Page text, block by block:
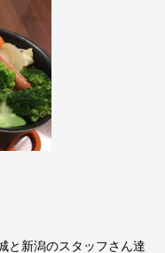
と新潟のスタッフさん達